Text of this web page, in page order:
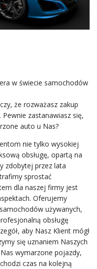
w świecie samochodów
że rozważasz zakup
zastanawiasz się,
auto u Nas?
nie tylko wysokiej
obsługę, opartą na
zdobytej przez lata
sprostać
dla naszej firmy jest
Oferujemy
używanych,
obsługę
aby Nasz Klient mógł
się uznaniem Naszych
wymarzone pojazdy,
czas na kolejną